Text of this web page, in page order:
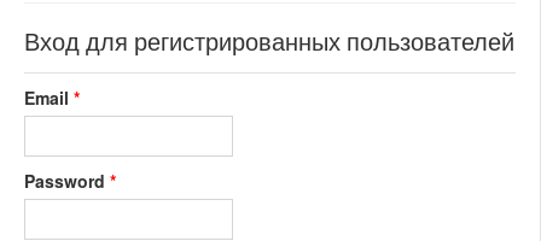
Вход для регистрированных пользователей
Email *
Password *